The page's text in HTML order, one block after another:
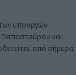
υπουργών
Παπασταύρου και
από σήμερα